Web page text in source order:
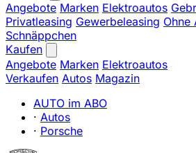
Angebote Marken Elektroautos
Privatleasing Gewerbeleasing Ohne
Schnäppchen
Kaufen
Angebote Marken Elektroautos
Verkaufen Autos Magazin
AUTO im ABO
· Autos
· Porsche